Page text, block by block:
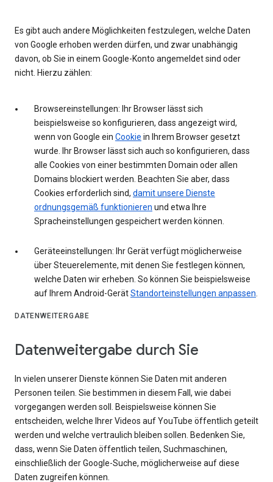
Es gibt auch andere Möglichkeiten festzulegen, welche Daten
von Google erhoben werden dürfen, und zwar unabhängig
davon, ob Sie in einem Google-Konto angemeldet sind oder
nicht. Hierzu zählen:
Browsereinstellungen: Ihr Browser lässt sich
beispielsweise so konfigurieren, dass angezeigt wird,
wenn von Google ein Cookie in Ihrem Browser gesetzt
wurde. Ihr Browser lässt sich auch so konfigurieren, dass
alle Cookies von einer bestimmten Domain oder allen
Domains blockiert werden. Beachten Sie aber, dass
Cookies erforderlich sind, damit unsere Dienste
ordnungsgemäß funktionieren und etwa Ihre
Spracheinstellungen gespeichert werden können.
Geräteeinstellungen: Ihr Gerät verfügt möglicherweise
über Steuerelemente, mit denen Sie festlegen können,
welche Daten wir erheben. So können Sie beispielsweise
auf Ihrem Android-GerätStandorteinstellungen anpassen
DATENWEITERGABE
Datenweitergabe durch Sie
In vielen unserer Dienste können Sie Daten mit anderen
Personen teilen. Sie bestimmen in diesem Fall, wie dabei
vorgegangen werden soll. Beispielsweise können Sie
entscheiden, welche Ihrer Videos auf YouTube öffentlich geteilt
werden und welche vertraulich bleiben sollen. Bedenken Sie,
dass, wenn Sie Daten öffentlich teilen, Suchmaschinen,
einschließlich der Google-Suche, möglicherweise auf diese
Daten zugreifen können.